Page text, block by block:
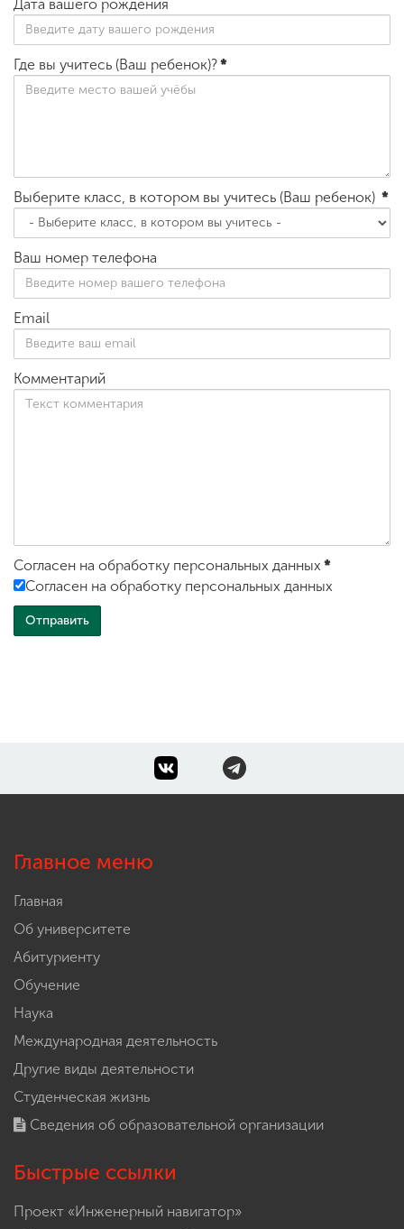
Дата вашего рождения
Где вы учитесь (Ваш ребенок)?*
Выберите класс, в котором вы учитесь (Ваш ребенок) *
Ваш номер телефона
Email
Комментарий
Согласен на обработку персональных данных *
Согласен на обработку персональных данных
Главное меню
Главная
Об университете
Абитуриенту
Обучение
Наука
Международная деятельность
Другие виды деятельности
Студенческая жизнь
Сведения об образовательной организации
Быстрые ссылки
Проект «Инженерный навигатор»